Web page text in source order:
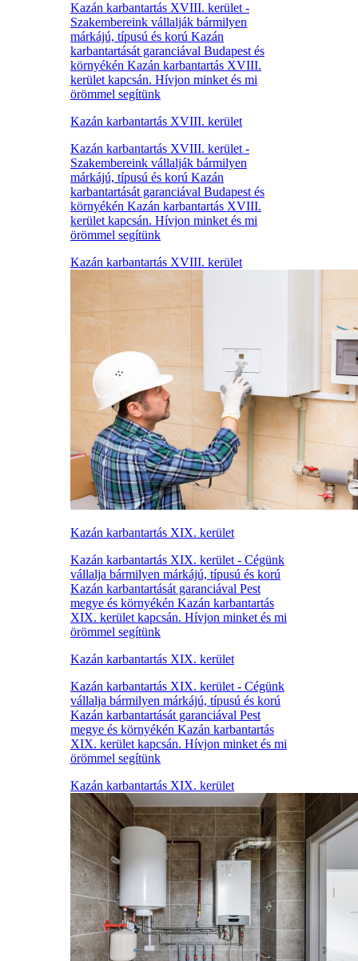
Kazán karbantartás XVIII. kerület -
Szakembereink vállalják bármilyen
márkájú, típusú és korú Kazán
karbantartását garanciával Budapest és
környékén Kazán karbantartás XVIII.
kerület kapcsán. Hívjon minket és mi
örömmel segítünk
Kazán karbantartás XVIII. kerület
Kazán karbantartás XVIII. kerület -
Szakembereink vállalják bármilyen
márkájú, típusú és korú Kazán
karbantartását garanciával Budapest és
környékén Kazán karbantartás XVIII.
kerület kapcsán. Hívjon minket és mi
örömmel segítünk
Kazán karbantartás XVIII. kerület
Kazán karbantartás XIX. kerület
Kazán karbantartás XIX. kerület - Cégünk
vállalja bármilyen márkájú, típusú és korú
Kazán karbantartását garanciával Pest
megye és környékén Kazán karbantartás
XIX. kerület kapcsán. Hívjon minket és mi
örömmel segítünk
Kazán karbantartás XIX. kerület
Kazán karbantartás XIX. kerület - Cégünk
vállalja bármilyen márkájú, típusú és korú
Kazán karbantartását garanciával Pest
megye és környékén Kazán karbantartás
XIX. kerület kapcsán. Hívjon minket és mi
örömmel segítünk
Kazán karbantartás XIX. kerület